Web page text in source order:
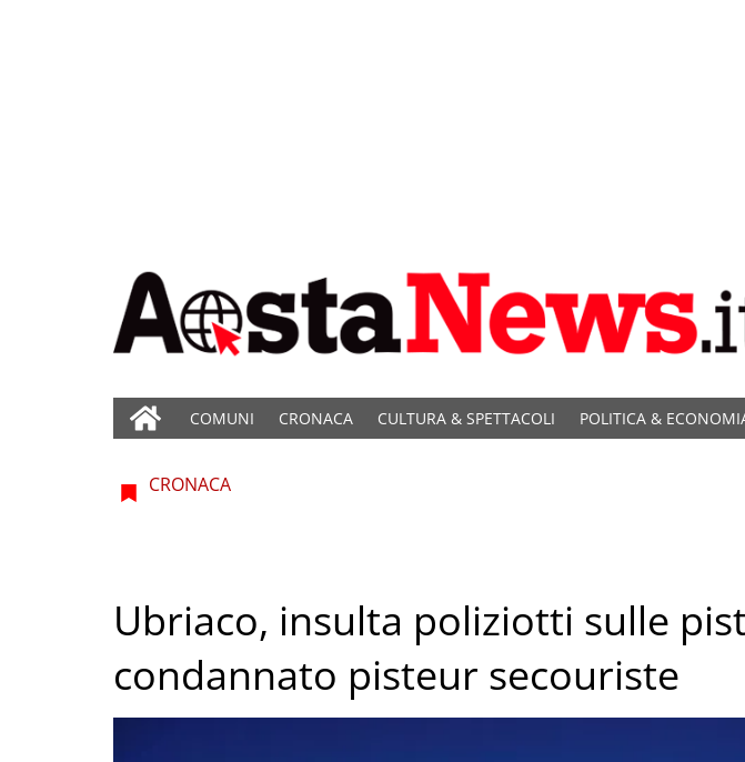
COMUNI CRONACA CULTURA & SPETTACOLI POLITICA &
CRONACA
Ubriaco, insulta poliziotti sulle
condannato pisteur secouriste